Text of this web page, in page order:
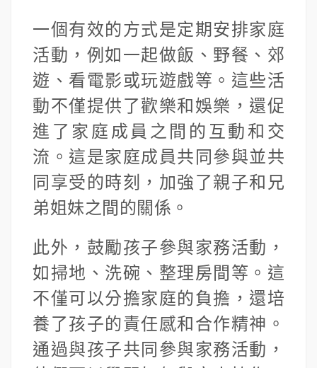
一個有效的方式是定期安排家庭
活動，例如一起做飯、野餐、郊
遊、看電影或玩遊戲等。這些活
動不僅提供了歡樂和娛樂，還促
進了家庭成員之間的互動和交
流。這是家庭成員共同參與並共
同享受的時刻，加強了親子和兄
弟姐妹之間的關係。
此外，鼓勵孩子參與家務活動，
如掃地、洗碗、整理房間等。這
不僅可以分擔家庭的負擔，還培
養了孩子的責任感和合作精神。
通過與孩子共同參與家務活動，